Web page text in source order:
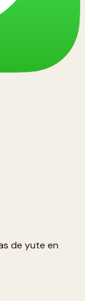
de yute en